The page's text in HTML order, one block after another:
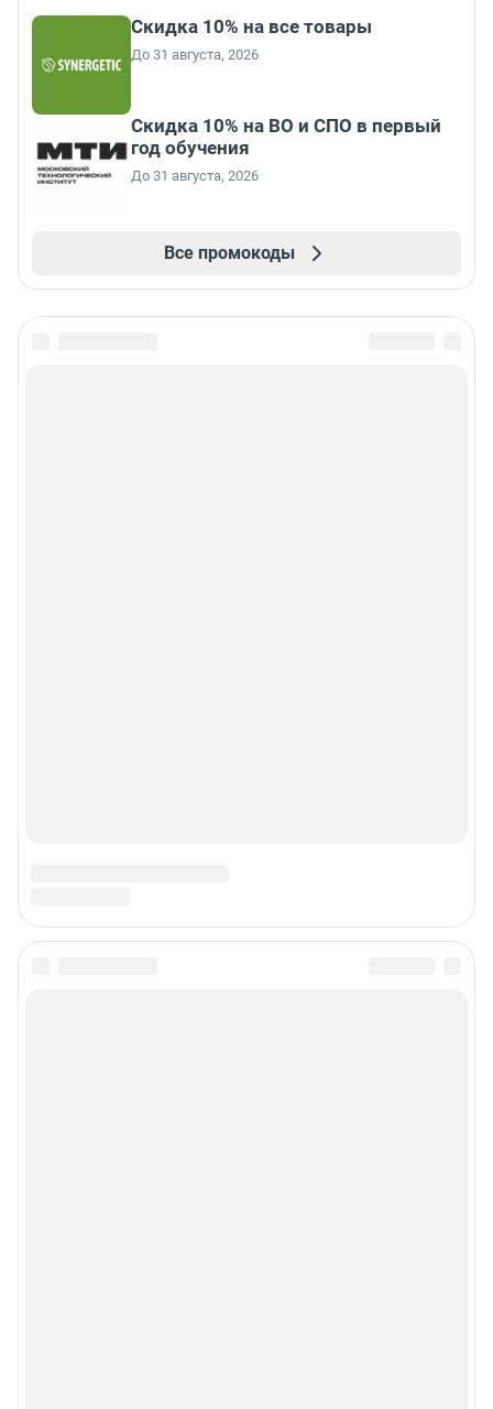
Скидка 10% на все товары
До 31 августа, 2026
Скидка 10% на ВО и СПО в первый
год обучения
До 31 августа, 2026
Все промокоды